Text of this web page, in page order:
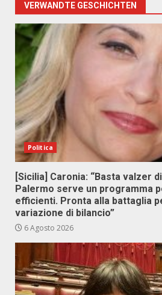
VERWANDTE GESCHICHTEN
Politica
[Sicilia] Caronia: “Basta valzer
Palermo serve un programma
efficienti. Pronta alla battaglia
variazione di bilancio”
6 Agosto 2026